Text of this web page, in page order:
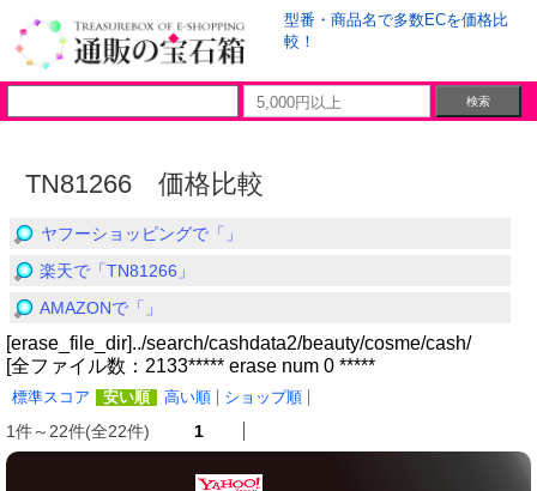
型番・商品名で多数ECを価格比
較！
TN81266 価格比較
ヤフーショッピングで「」
楽天で「TN81266」
AMAZONで「」
[erase_file_dir]../search/cashdata2/beauty/cosme/cash/
[全ファイル数：2133***** erase num 0 *****
標準スコア 安い順 高い順 ショップ順
1件～22件(全22件) 1